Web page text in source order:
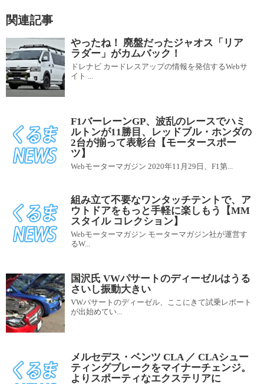
関連記事
やったね！ 廃盤だったジャオス「リア
ラダー」がカムバック！
ドレナビ カードレスアップの情報を発信するWebサ
イト ...
F1バーレーンGP、波乱のレースでハミ
ルトンが11勝目、レッドブル・ホンダの
2台が揃って表彰台【モータースポー
ツ】
Webモーターマガジン 2020年11月29日、F1第...
組み立て不要なワンタッチテントで、ア
ウトドアをもっと手軽に楽しもう【MM
スタイル コレクション】
Webモーターマガジン モーターマガジン社が運営す
るW...
国沢氏 VWパサートのディーゼルはうる
さいし振動大きい
VWパサートのディーゼル、ここにきて試乗レポート
が出始めてい...
メルセデス・ベンツ CLA ／ CLAシュー
ティングブレークをマイナーチェンジ。
よりスポーティなエクステリアに